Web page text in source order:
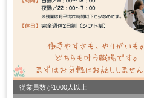
従業員数が1000人以上